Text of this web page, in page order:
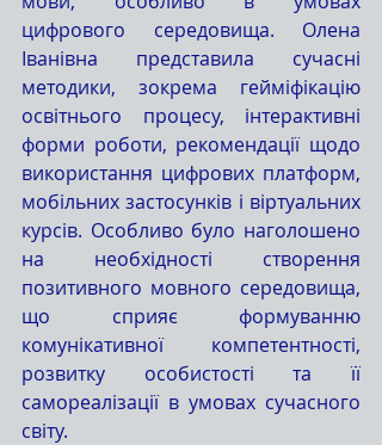
цифрового середовища. Олена
Іванівна представила сучасні
методики, зокрема гейміфікацію
освітнього процесу, інтерактивні
форми роботи, рекомендації щодо
використання цифрових платформ,
мобільних застосунків і віртуальних
курсів. Особливо було наголошено
на необхідності створення
позитивного мовного середовища,
що сприяє формуванню
комунікативної компетентності,
розвитку особистості та її
самореалізації в умовах сучасного
світу.